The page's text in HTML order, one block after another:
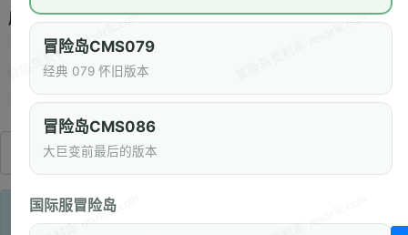
冒险岛CMS079
经典 079 怀旧版本
冒险岛CMS086
大巨变前最后的版本
国际服冒险岛
属性：
弱雷 弱火
抗冰
抗雷 抗火
免疫雷
免疫火 免疫毒 免疫圣 免疫物 免疫暗
CMSC 版本中搜索无怪物数据。以下结果来自于